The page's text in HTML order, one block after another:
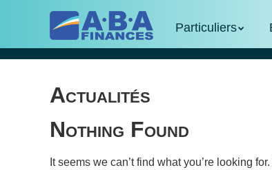
content
Skip to content
Menu
Particuliers
Actualités
Nothing Found
It seems we can’t find what you’re looking